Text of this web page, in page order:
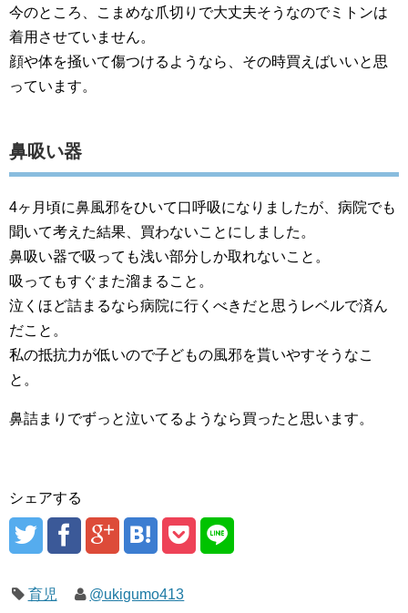
今のところ、こまめな爪切りで大丈夫そうなのでミトンは
着用させていません。
顔や体を掻いて傷つけるようなら、その時買えばいいと思
っています。
鼻吸い器
4ヶ月頃に鼻風邪をひいて口呼吸になりましたが、病院でも
聞いて考えた結果、買わないことにしました。
鼻吸い器で吸っても浅い部分しか取れないこと。
吸ってもすぐまた溜まること。
泣くほど詰まるなら病院に行くべきだと思うレベルで済ん
だこと。
私の抵抗力が低いので子どもの風邪を貰いやすそうなこ
と。
鼻詰まりでずっと泣いてるようなら買ったと思います。
シェアする
育児 @ukigumo413